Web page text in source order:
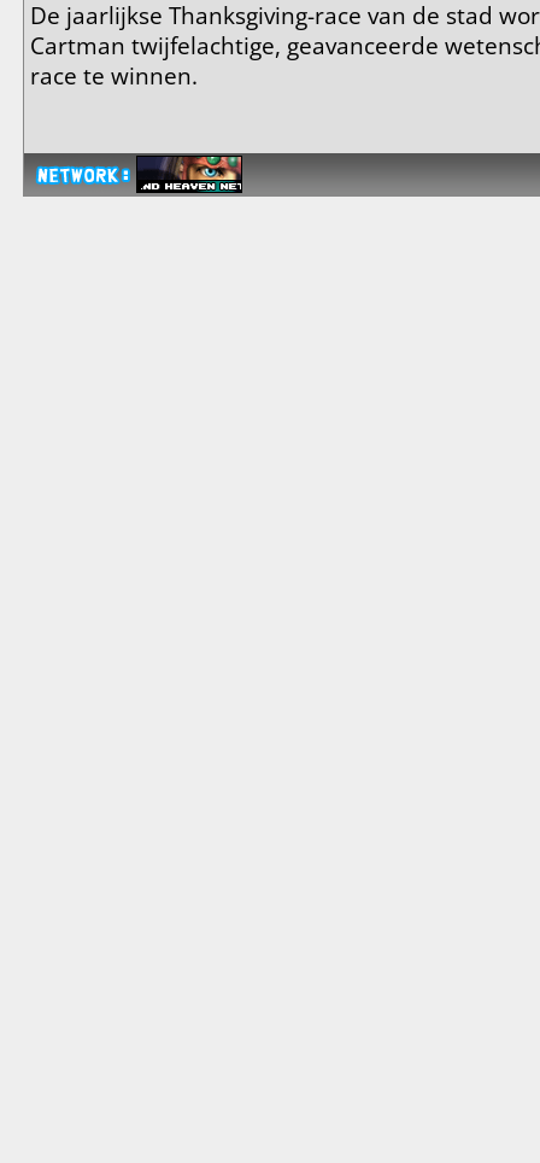
De jaarlijkse Thanksgiving-race van de stad
Cartman twijfelachtige, geavanceerde
race te winnen.